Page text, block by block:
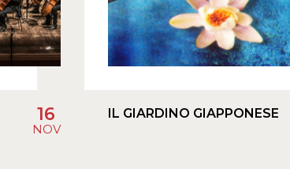
16
NOV
IL GIARDINO GIAPPONESE